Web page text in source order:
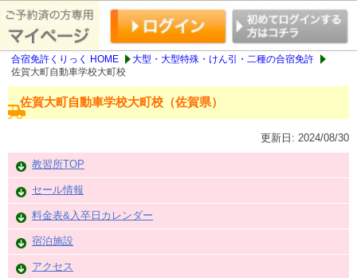
合宿免許くりっく HOME
大型・大型特殊・けん引・二種の合宿免許
佐賀大町自動車学校大町校
佐賀大町自動車学校大町校（佐賀県）
更新日: 2024/08/30
教習所TOP
セール情報
料金表&入卒日カレンダー
宿泊施設
アクセス